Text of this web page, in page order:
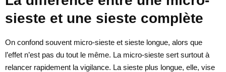
sieste et une sieste complète
On confond souvent micro-sieste et sieste longue, alors que
l’effet n’est pas du tout le même. La micro-sieste sert surtout à
relancer rapidement la vigilance. La sieste plus longue, elle, vise